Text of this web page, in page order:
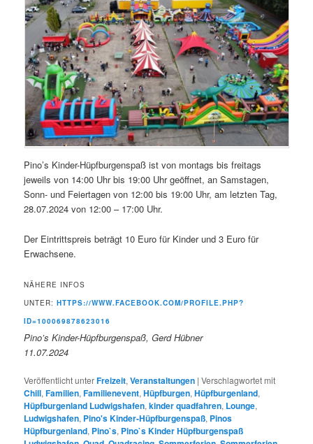
Pino’s Kinder-Hüpfburgenspaß ist von montags bis freitags
jeweils von 14:00 Uhr bis 19:00 Uhr geöffnet, an Samstagen,
Sonn- und Feiertagen von 12:00 bis 19:00 Uhr, am letzten Tag,
28.07.2024 von 12:00 – 17:00 Uhr.
Der Eintrittspreis beträgt 10 Euro für Kinder und 3 Euro für
Erwachsene.
NÄHERE INFOS
UNTER:HTTPS://WWW.FACEBOOK.COM/PROFILE.PHP?
ID=100069878623016
Pino’s Kinder-Hüpfburgenspaß, Gerd Hübner
11.07.2024
Veröffentlicht unterFreizeit,Veranstaltungen |Verschlagwortet mit
Chill,Familien,Familienevent,Hüpfburgen,Hüpfburgenland,
Hüpfburgenland Ludwigshafen,kinder quadfahren, Lounge,
Ludwigshafen, Pino's Kinder-Hüpfburgenspaß, Pinos
Hüpfburgenland, Pino`s, Pino`s Kinder Hüpfburgenspaß